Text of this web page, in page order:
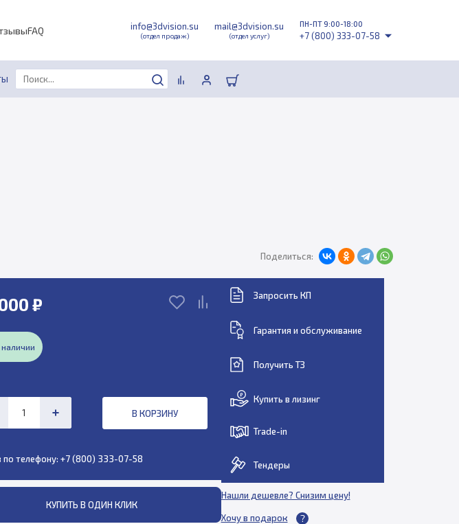
FAQ info@3dvision.su
(отдел продаж)
mail@3dvision.su
(отдел услуг)
ПН-ПТ 9:00-18:00
+7 (800) 333-07-58
Поделиться:
₽
В КОРЗИНУ
по телефону: +7 (800) 333-07-58
КУПИТЬ В ОДИН КЛИК
Запросить КП
Гарантия и обслуживание
Получить ТЗ
Купить в лизинг
Trade-in
Тендеры
Нашли дешевле? Снизим цену!
Хочу в подарок